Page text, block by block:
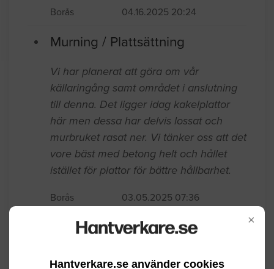
×
Hantverkare.se använder cookies
m bredd totalt. Vill renovera detta om
möjligt.
Murning / Plattsättning
Vi har planerat att göra om vår
källaringång samt området i anslutning
till denna. Det ligger idag kakelplattor
här men dessa har delvis lossat och
vore bäst med betong helt och hållet
istället för plattor för bättre hållbarhet.